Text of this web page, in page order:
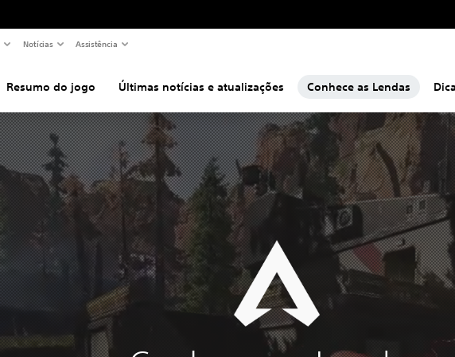
Notícias Assistência
Resumo do jogo Últimas notícias e atualizações Conhece as Lendas